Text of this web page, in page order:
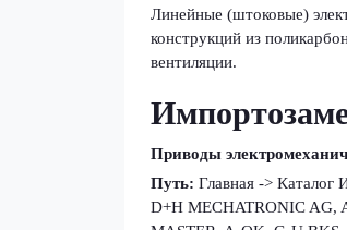
Линейные (штоковые)
конструкций из
вентиляции.
Приводы
Путь: Главная -> Каталог
D+H MECHATRONIC AG,